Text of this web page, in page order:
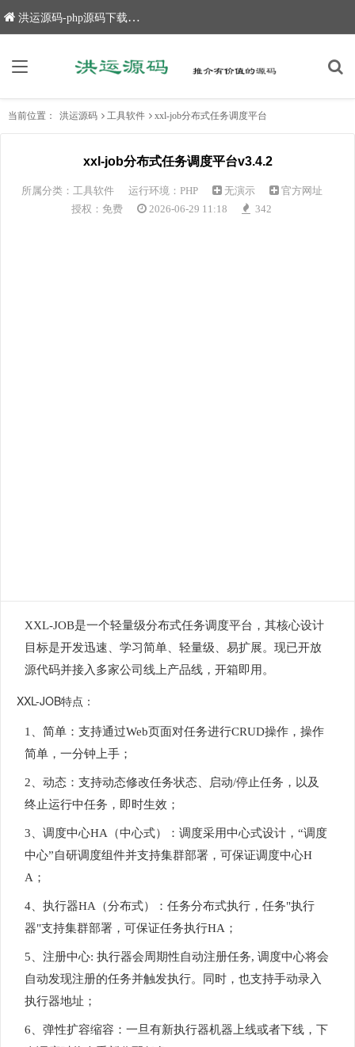
洪运源码-php源码下载,网站源码,网站源码下载
当前位置： 洪运源码 工具软件 xxl-job分布式任务调度平台
xxl-job分布式任务调度平台v3.4.2
所属分类： 工具软件 运行环境：PHP 无演示
官方网址
授权：免费
2026-06-29 11:18 342
XXL-JOB是一个轻量级分布式任务调度平台，其核心设计
目标是开发迅速、学习简单、轻量级、易扩展。现已开放
源代码并接入多家公司线上产品线，开箱即用。
XXL-JOB特点：
1、简单：支持通过Web页面对任务进行CRUD操作，操作
简单，一分钟上手；
2、动态：支持动态修改任务状态、启动/停止任务，以及
终止运行中任务，即时生效；
3、调度中心HA（中心式）：调度采用中心式设计，“调度
中心”自研调度组件并支持集群部署，可保证调度中心H
A；
4、执行器HA（分布式）：任务分布式执行，任务"执行
器"支持集群部署，可保证任务执行HA；
5、注册中心: 执行器会周期性自动注册任务, 调度中心将会
自动发现注册的任务并触发执行。同时，也支持手动录入
执行器地址；
6、弹性扩容缩容：一旦有新执行器机器上线或者下线，下